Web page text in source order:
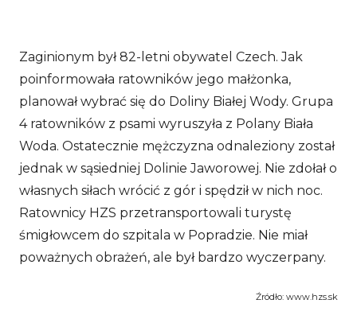
Zaginionym był 82-letni obywatel Czech. Jak
poinformowała ratowników jego małżonka,
planował wybrać się do Doliny Białej Wody. Grupa
4 ratowników z psami wyruszyła z Polany Biała
Woda. Ostatecznie mężczyzna odnaleziony został
jednak w sąsiedniej Dolinie Jaworowej. Nie zdołał o
własnych siłach wrócić z gór i spędził w nich noc.
Ratownicy HZS przetransportowali turystę
śmigłowcem do szpitala w Popradzie. Nie miał
poważnych obrażeń, ale był bardzo wyczerpany.
Źródło: www.hzs.sk